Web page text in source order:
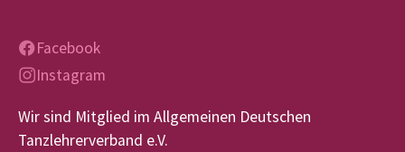
Facebook
Instagram
Wir sind Mitglied im Allgemeinen Deutschen
Tanzlehrerverband e.V.